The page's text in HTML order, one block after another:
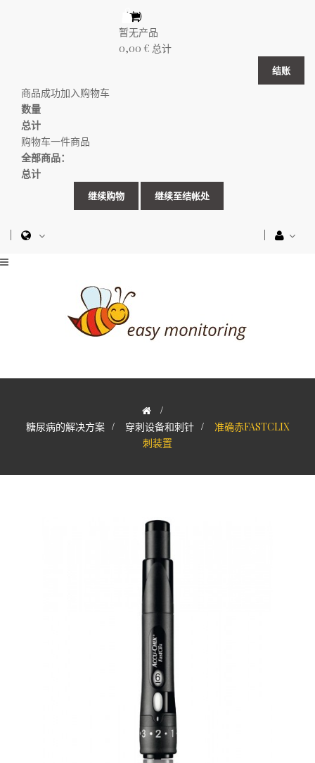
（空）
暂无产品
0,00 € 总计
结账
商品成功加入购物车
数量
总计
购物车一件商品
全部商品：
总计
继续购物 继续至结帐处
>
糖尿病的解决方案 > 穿刺设备和刺针 >
准确赤FASTCLIX
刺装置